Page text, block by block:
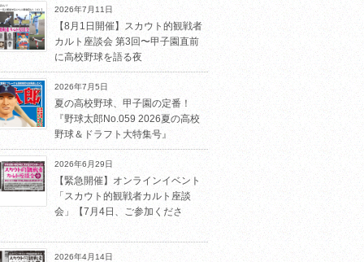
2026年7月11日
【8月1日開催】スカウト的観戦者
カルト座談会 第3回〜甲子園直前
に高校野球を語る夜
2026年7月5日
夏の高校野球、甲子園の定番！
『野球太郎No.059 2026夏の高校
野球＆ドラフト大特集号』
2026年6月29日
【緊急開催】オンラインイベント
「スカウト的観戦者カルト座談
会」【7月4日、ご参加くださ
2026年4月14日